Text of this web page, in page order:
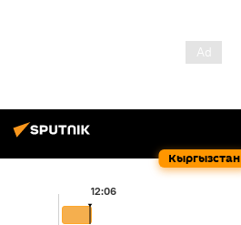
Кыргызстан
12:06